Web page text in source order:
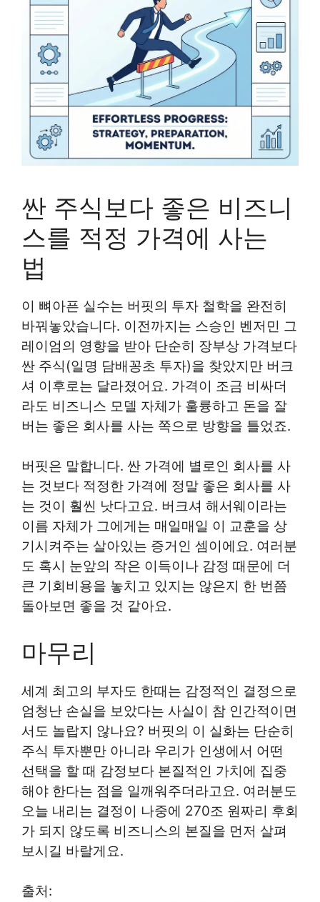
싼 주식보다 좋은 비즈니
스를 적정 가격에 사는
법
이 뼈아픈 실수는 버핏의 투자 철학을 완전히
바꿔놓았습니다. 이전까지는 스승인 벤저민 그
레이엄의 영향을 받아 단순히 장부상 가격보다
싼 주식(일명 담배꽁초 투자)을 찾았지만 버크
셔 이후로는 달라졌어요. 가격이 조금 비싸더
라도 비즈니스 모델 자체가 훌륭하고 돈을 잘
버는 좋은 회사를 사는 쪽으로 방향을 틀었죠.
버핏은 말합니다. 싼 가격에 별로인 회사를 사
는 것보다 적정한 가격에 정말 좋은 회사를 사
는 것이 훨씬 낫다고요. 버크셔 해서웨이라는
이름 자체가 그에게는 매일매일 이 교훈을 상
기시켜주는 살아있는 증거인 셈이에요. 여러분
도 혹시 눈앞의 작은 이득이나 감정 때문에 더
큰 기회비용을 놓치고 있지는 않은지 한 번쯤
돌아보면 좋을 것 같아요.
마무리
세계 최고의 부자도 한때는 감정적인 결정으로
엄청난 손실을 보았다는 사실이 참 인간적이면
서도 놀랍지 않나요? 버핏의 이 실화는 단순히
주식 투자뿐만 아니라 우리가 인생에서 어떤
선택을 할 때 감정보다 본질적인 가치에 집중
해야 한다는 점을 일깨워주더라고요. 여러분도
오늘 내리는 결정이 나중에 270조 원짜리 후회
가 되지 않도록 비즈니스의 본질을 먼저 살펴
보시길 바랄게요.
출처: